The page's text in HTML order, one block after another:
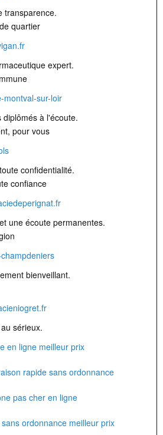
transparence.
quartier
expert.
montval-sur-loir
à l'écoute.
pour vous
confidentialité.
confiance
une écoute permanentes.
bienveillant.
sérieux.
en ligne meilleur prix
rapide sans ordonnance
pas cher en ligne
ordonnance meilleur prix